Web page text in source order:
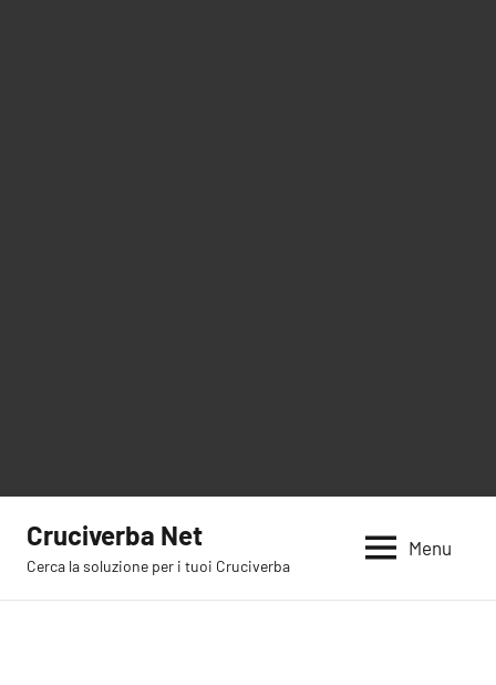
contenuto
Cruciverba Net
Cerca la soluzione per i tuoi Cruciverba
Menu